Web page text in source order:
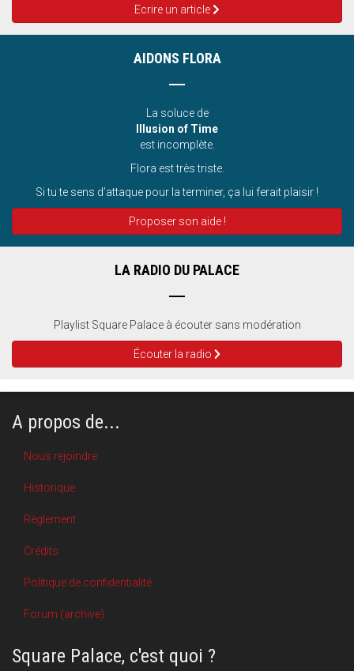
Ecrire un article
AIDONS FLORA
La soluce de
Illusion of Time
est incomplète.
Flora est très triste.
Si tu te sens d’attaque pour la terminer, ça lui ferait plaisir !
Proposer son aide !
LA RADIO DU PALACE
Playlist Square Palace à écouter sans modération
Écouter la radio
A propos de...
Nous rejoindre
Historique
Règlement
Crédits
Politique de confidentialité
Forum (archive)
Square Palace, c'est quoi ?